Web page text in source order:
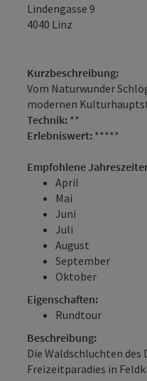
Lindengasse 9
4040 Linz
Kurzbeschreibung:
Vom Naturwunder
modernen
Technik: **
Erlebniswert: *****
Empfohlene
April
Mai
Juni
Juli
August
September
Oktober
Eigenschaften:
Rundtour
Beschreibung:
Die Waldschluchten des
Freizeitparadies in